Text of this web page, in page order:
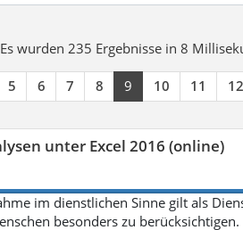
Es wurden 235 Ergebnisse in 8
5 6 7 8 9 10 11 12
unter Excel 2016 (online)
im dienstlichen Sinne gilt als
besonders zu berücksichtigen.